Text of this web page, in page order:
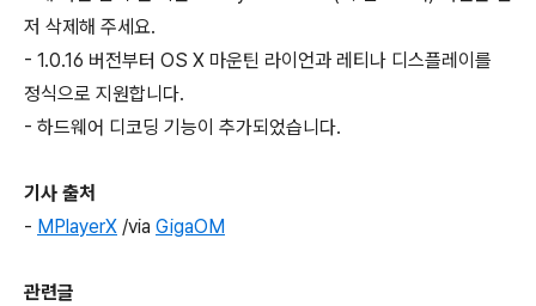
저 삭제해 주세요.
- 1.0.16 버전부터 OS X 마운틴 라이언과 레티나 디스플레이를
정식으로 지원합니다.
- 하드웨어 디코딩 기능이 추가되었습니다.
기사 출처
- MPlayerX /via GigaOM
관련글